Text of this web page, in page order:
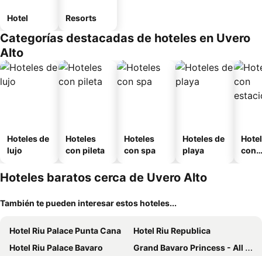
Hotel Resorts
Categorías destacadas de hoteles en Uvero
Alto
Hoteles de
lujo
Hoteles
con pileta
Hoteles
con spa
Hoteles de
playa
con
Hoteles baratos cerca de Uvero Alto
También te pueden interesar estos hoteles...
Hotel Riu Palace Punta Cana
Hotel Riu Republica
Hotel Riu Palace Bavaro
Grand Bavaro Princess - All Inclusive